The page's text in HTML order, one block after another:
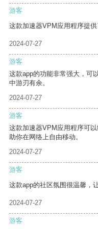
游客
这款加速器VPM应用程序提供
2024-07-27
游客
这款app的功能非常强大，可
中游刃有余。
2024-07-27
游客
这款加速器VPM应用程序可
助你在网络上自由移动。
2024-07-27
游客
这款app的社区氛围很温馨，
2024-07-27
游客